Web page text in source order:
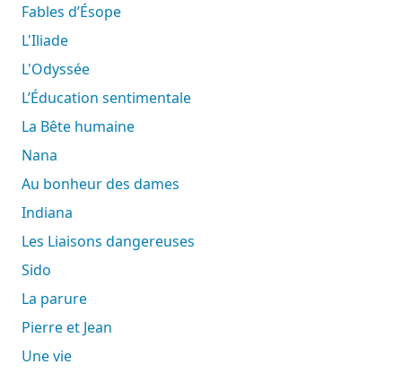
Fables d’Ésope
L'Iliade
L'Odyssée
L’Éducation sentimentale
La Bête humaine
Nana
Au bonheur des dames
Indiana
Les Liaisons dangereuses
Sido
La parure
Pierre et Jean
Une vie